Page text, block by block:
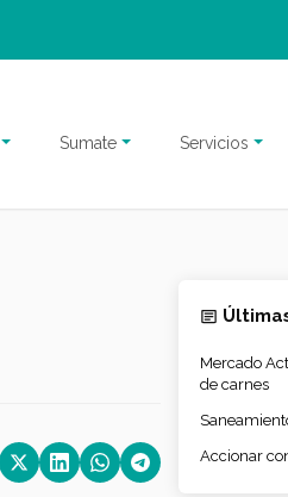
Sumate Servicios
Mercado
de carnes
Accionar